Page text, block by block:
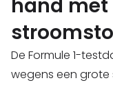
hand
De Formule 1-
wegens een grote